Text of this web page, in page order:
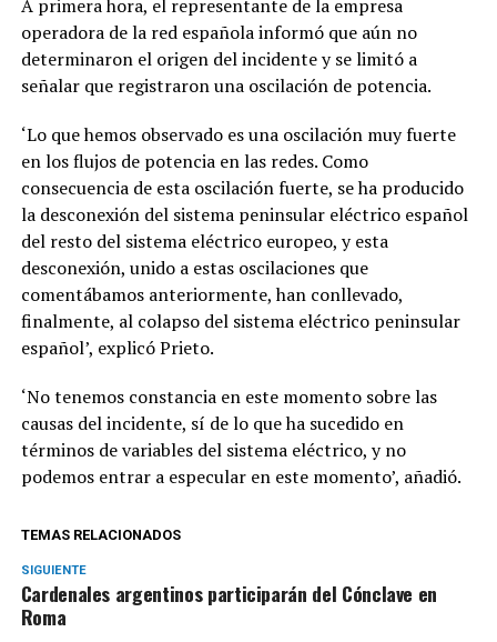
A primera hora, el representante de la empresa
operadora de la red española informó que aún no
determinaron el origen del incidente y se limitó a
señalar que registraron una oscilación de potencia.
‘Lo que hemos observado es una oscilación muy fuerte
en los flujos de potencia en las redes. Como
consecuencia de esta oscilación fuerte, se ha producido
la desconexión del sistema peninsular eléctrico español
del resto del sistema eléctrico europeo, y esta
desconexión, unido a estas oscilaciones que
comentábamos anteriormente, han conllevado,
finalmente, al colapso del sistema eléctrico peninsular
español’, explicó Prieto.
‘No tenemos constancia en este momento sobre las
causas del incidente, sí de lo que ha sucedido en
términos de variables del sistema eléctrico, y no
podemos entrar a especular en este momento’, añadió.
TEMAS RELACIONADOS
SIGUIENTE
Cardenales argentinos participarán del Cónclave en
Roma